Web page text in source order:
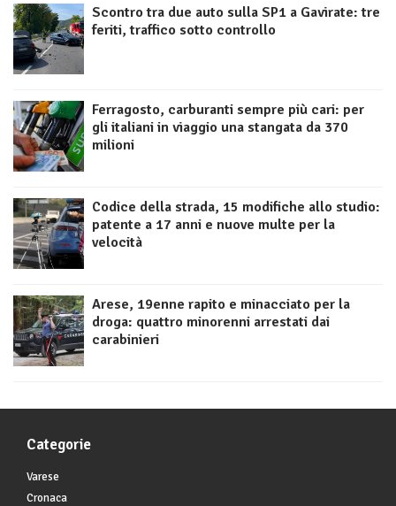
Scontro tra due auto sulla SP1 a Gavirate: tre
feriti, traffico sotto controllo
Ferragosto, carburanti sempre più cari: per
gli italiani in viaggio una stangata da 370
milioni
Codice della strada, 15 modifiche allo studio:
patente a 17 anni e nuove multe per la
velocità
Arese, 19enne rapito e minacciato per la
droga: quattro minorenni arrestati dai
carabinieri
Categorie
Varese
Cronaca